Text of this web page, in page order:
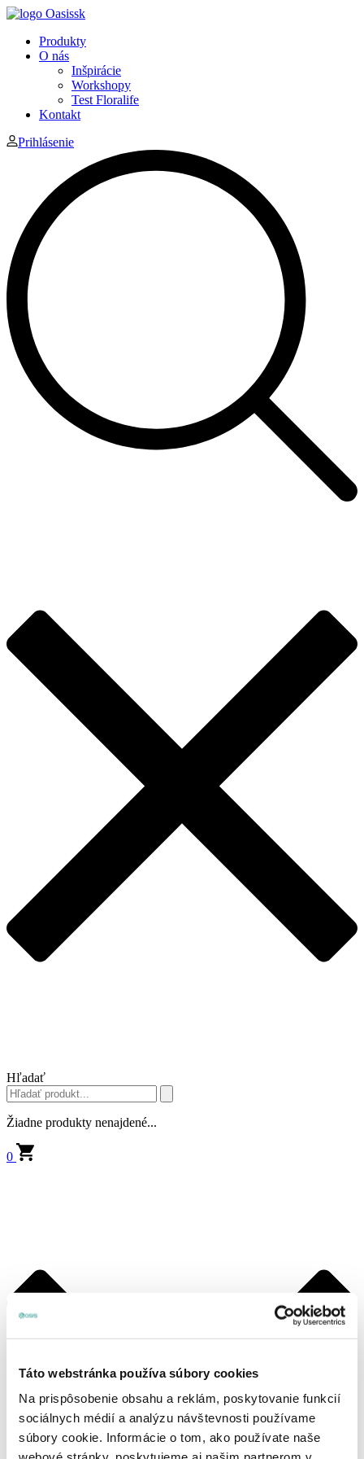
Táto webstránka používa súbory cookies
Na prispôsobenie obsahu a reklám, poskytovanie funkcií
sociálnych médií a analýzu návštevnosti používame
súbory cookie. Informácie o tom, ako používate naše
Produkty
O nás
Inšpirácie
Workshopy
Test Floralife
Kontakt
Prihlásenie
Hľadať
Žiadne produkty nenajdené...
0